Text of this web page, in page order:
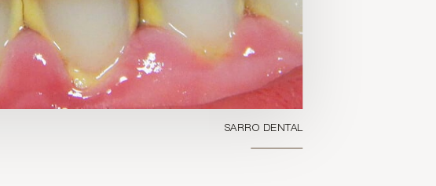
SARRO DENTAL